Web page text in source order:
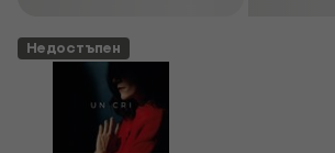
Недостъпен